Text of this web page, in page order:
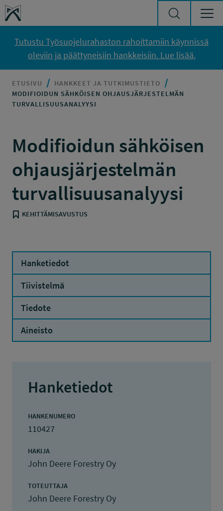
Siirry sisältöön
Työsuojelurahasto
Tutustu Työsuojelurahaston rahoittamiin käynnissä
oleviin ja päättyneisiin hankkeisiin. Lue lisää.
ETUSIVU
HANKKEET JA TUTKIMUSTIETO
MODIFIOIDUN SÄHKÖISEN OHJAUSJÄRJESTELMÄN
TURVALLISUUSANALYYSI
Modifioidun sähköisen
ohjausjärjestelmän
turvallisuusanalyysi
KEHITTÄMISAVUSTUS
Hanketiedot
Tiivistelmä
Tiedote
Aineisto
Hanketiedot
HANKENUMERO
110427
HAKIJA
John Deere Forestry Oy
TOTEUTTAJA
John Deere Forestry Oy